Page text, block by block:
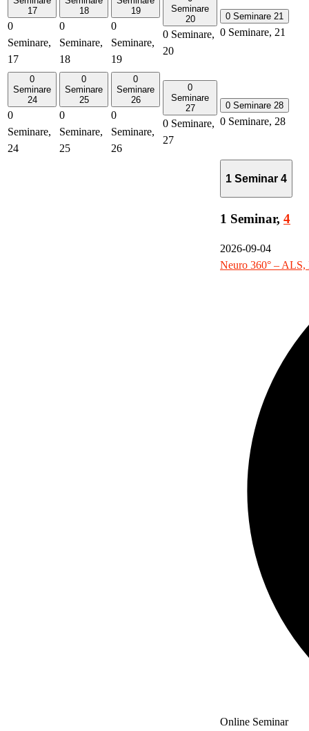
17
0
Seminare,
17
18
0
Seminare,
18
19
0
Seminare,
19
Seminare
20
0 Seminare,
20
0 Seminare 21
0 Seminare, 21
0
Seminare
24
0
Seminare,
24
0
Seminare
25
0
Seminare,
25
0
Seminare
26
0
Seminare,
26
0
Seminare
27
0 Seminare,
27
0 Seminare 28
0 Seminare, 28
1 Seminar 4
1 Seminar, 4
2026-09-04
Neuro 360° –
Online Seminar